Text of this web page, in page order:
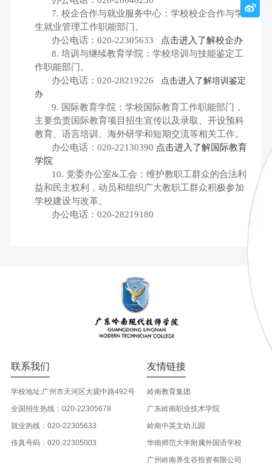
7. 校企合作与就业服务中心：学校校企合作与学
生就业管理工作职能部门。
办公电话： 020-22305633
点击进入了解校企办
8. 培训与继续教育学院：学校培训与技能鉴定工
作职能部门。
办公电话： 020-28219226
点击进入了解培训鉴定
办
9. 国际教育学院：学校国际教育工作职能部门，
主要负责国际教育项目招生宣传以及录取、开设预科
教育、语言培训、海外研学和短期交流等相关工作。
办公电话： 020-22130390 点击进入了解国际教育
学院
10. 党委办公室&工会：维护教职工群众的合法利
益和民主权利，动员和组织广大教职工群众积极参加
学校建设与改革。
办公电话：020-28219180
联系我们
学校地址:广州市天河区大观中路492号
全国招生热线：020-22305678
就业热线：020-22305633
传真号码：020-22305003
友情链接
岭南教育集团
广东岭南职业技术学院
岭南中英文幼儿园
华南师范大学附属外国语学校
广州岭南养生谷投资有限公司
